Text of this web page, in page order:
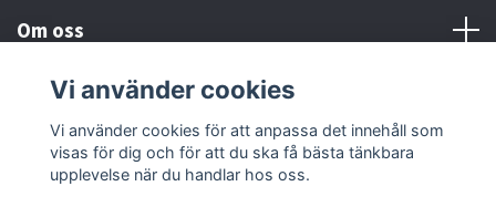
Om oss
Kundtjänst
Läs mer
Vi använder cookies
Vi använder cookies för att anpassa det innehåll som
visas för dig och för att du ska få bästa tänkbara
upplevelse när du handlar hos oss.